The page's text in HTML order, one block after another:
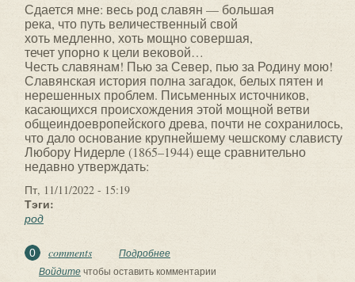
Сдается мне: весь род славян — большая
река, что путь величественный свой
хоть медленно, хоть мощно совершая,
течет упорно к цели вековой…
Честь славянам! Пью за Север, пью за Родину мою!
Славянская история полна загадок, белых пятен и
нерешенных проблем. Письменных источников,
касающихся происхождения этой мощной ветви
общеиндоевропейского древа, почти не сохранилось,
что дало основание крупнейшему чешскому слависту
Любору Нидерле (1865–1944) еще сравнительно
недавно утверждать:
Пт, 11/11/2022 - 15:19
Тэги:
род
0 comments Подробнее
ИСТОРИИ. Сдается мне: весь род
Войдитечтобы оставить комментарии